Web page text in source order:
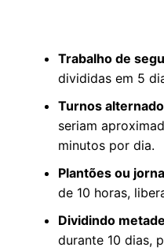
Trabalho de
divididas em 5
Turnos
seriam
minutos por dia.
Plantões ou
de 10 horas,
Dividindo
durante 10 dias,